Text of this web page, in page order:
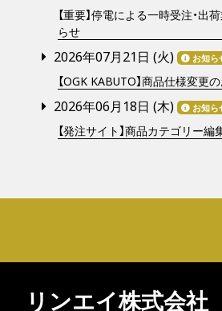
【重要】停電による一時受注・出
らせ
2026年07月21日 (火) お知ら
【OGK KABUTO】商品仕様変更
2026年06月18日 (木) お知ら
【発注サイト】商品カテゴリー
リンエイ株式会社